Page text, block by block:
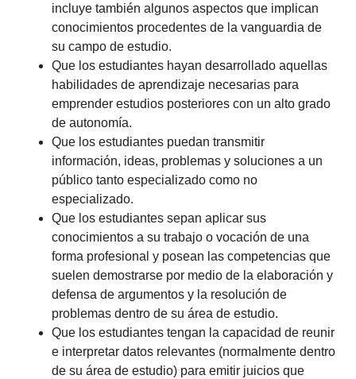
incluye también algunos aspectos que implican
conocimientos procedentes de la vanguardia de
su campo de estudio.
Que los estudiantes hayan desarrollado aquellas
habilidades de aprendizaje necesarias para
emprender estudios posteriores con un alto grado
de autonomía.
Que los estudiantes puedan transmitir
información, ideas, problemas y soluciones a un
público tanto especializado como no
especializado.
Que los estudiantes sepan aplicar sus
conocimientos a su trabajo o vocación de una
forma profesional y posean las competencias que
suelen demostrarse por medio de la elaboración y
defensa de argumentos y la resolución de
problemas dentro de su área de estudio.
Que los estudiantes tengan la capacidad de reunir
e interpretar datos relevantes (normalmente dentro
de su área de estudio) para emitir juicios que